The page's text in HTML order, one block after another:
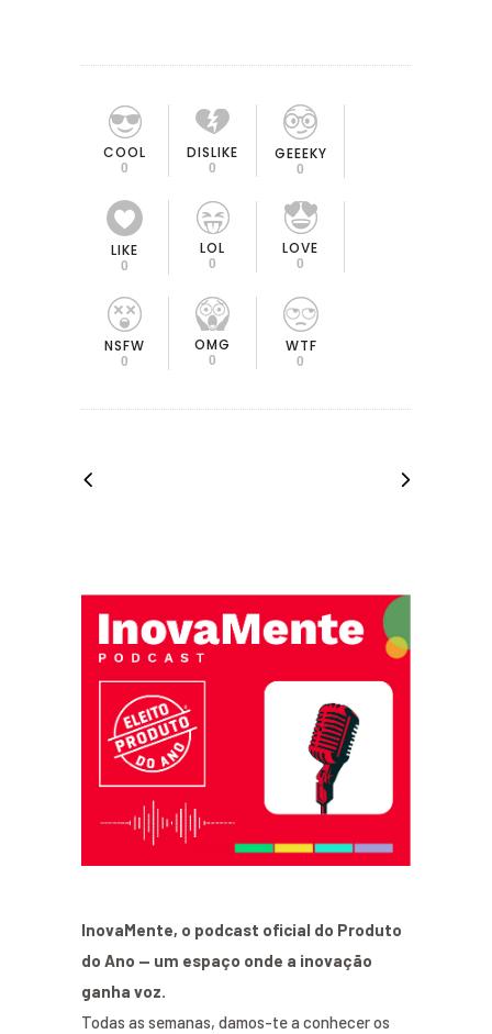
COOL
0
DISLIKE
0
GEEEKY
0
LIKE
0
LOL
0
LOVE
0
NSFW
0
OMG
0
WTF
0
InovaMente, o podcast oficial do Produto
do Ano — um espaço onde a inovação
ganha voz.
Todas as semanas, damos-te a conhecer os